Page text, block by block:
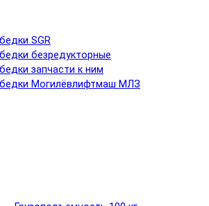
SGR
безредукторные
запчасти к ним
Могилёвлифтмаш МЛЗ